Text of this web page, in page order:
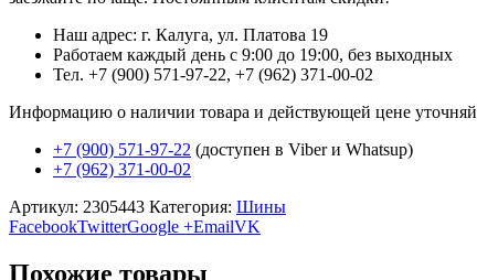
Наш адрес: г. Калуга, ул. Платова 19
Работаем каждый день с 9:00 до 19:00, без выходных
Тел. +7 (900) 571-97-22, +7 (962) 371-00-02
Информацию о наличии товара и действующей цене
+7 (900) 571-97-22 (доступен в Viber и Whatsup)
+7 (962) 371-00-02
Артикул: 2305443 Категория: Шины
FacebookTwitterGoogle +EmailVK
Похожие товары